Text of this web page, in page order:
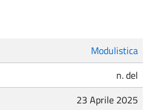
Modulistica
n. del
23 Aprile 2025